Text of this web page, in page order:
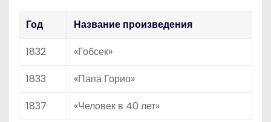
Год
Название произведения
1832
«Гобсек»
1833
«Папа Горио»
1837
«Человек в 40 лет»